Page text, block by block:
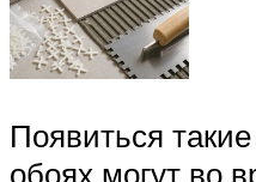
Появиться
обоях могут во